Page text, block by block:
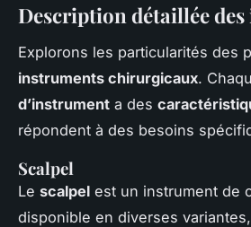
Description détaillée
Explorons les particularités des
instruments chirurgicaux.
d’instrument a des
répondent à des besoins
Scalpel
Le scalpel est un instrument de
disponible en diverses